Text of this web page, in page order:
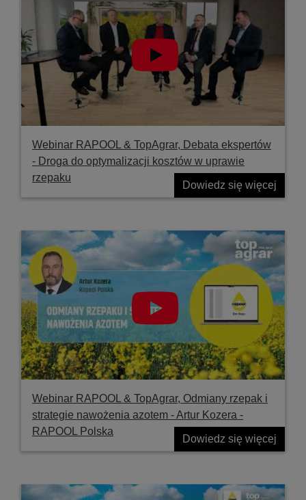
Webinar RAPOOL & TopAgrar, Debata ekspertów
- Droga do optymalizacji kosztów w uprawie
rzepaku
Dowiedz się więcej
Webinar RAPOOL & TopAgrar, Odmiany rzepak i
strategie nawożenia azotem - Artur Kozera -
RAPOOL Polska
Dowiedz się więcej